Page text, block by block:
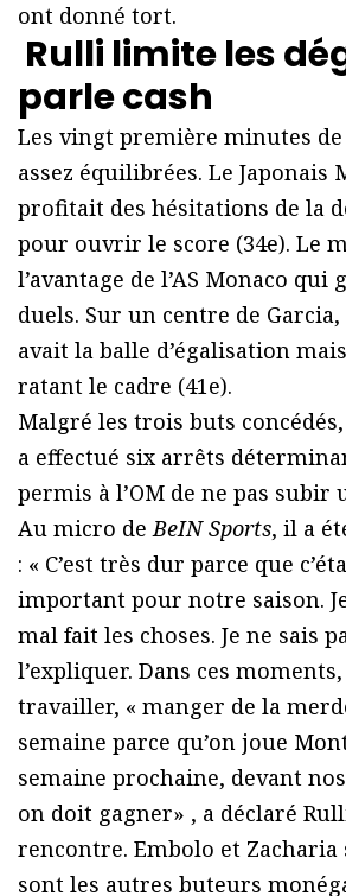
ont donné tort.
Rulli limite les
parle cash
Les vingt première minutes
assez équilibrées. Le Japonais
profitait des hésitations de la
pour ouvrir le score (34e). Le
l’avantage de l’AS Monaco qui
duels. Sur un centre de
avait la balle d’égalisation
ratant le cadre (41e).
Malgré les trois buts
a effectué six arrêts
permis à l’OM de ne pas
Au micro deBeIN Sports, il a
: « C’est très dur parce que
important pour notre saison.
mal fait les choses. Je ne sais
l’expliquer. Dans ces
travailler, « manger de la
semaine parce qu’on joue
semaine prochaine, devant
on doit gagner» , a déclaré
rencontre. Embolo et
sont les autres buteurs